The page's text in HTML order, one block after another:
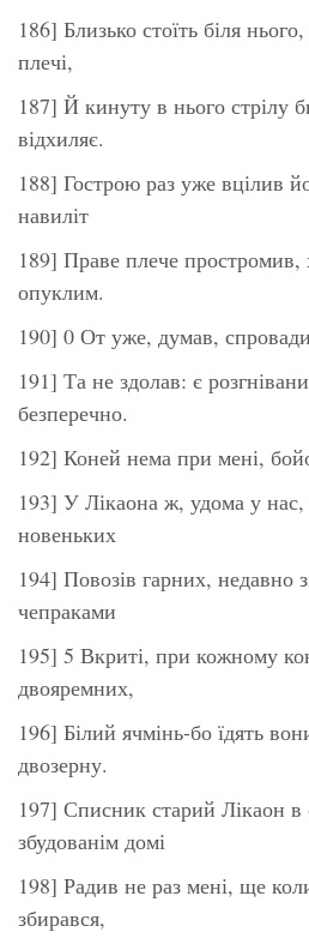
186] Близько стоїть біля
плечі,
187] Й кинуту в нього стрілу
відхиляє.
188] Гострою раз уже вцілив
навиліт
189] Праве плече простромив,
опуклим.
190] 0 От уже, думав,
191] Та не здолав: є
безперечно.
192] Коней нема при мені,
193] У Лікаона ж, удома у нас,
новеньких
194] Повозів гарних, недавно
чепраками
195] 5 Вкриті, при кожному
двояремних,
196] Білий ячмінь-бо їдять
двозерну.
197] Списник старий Лікаон в
збудованім домі
198] Радив не раз мені, ще
збирався,